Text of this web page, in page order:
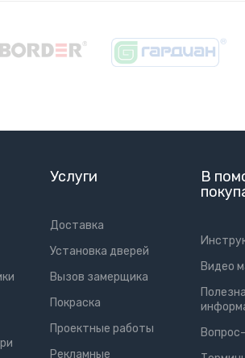
Услуги
Доставка
Установка дверей
Вызов замерщика
Покраска
Проектные работы
Рекламные
В
Видео